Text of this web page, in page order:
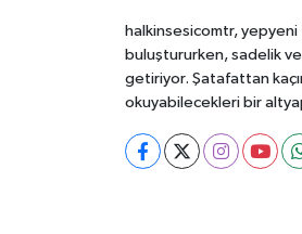
halkinsesicomtr, yepyeni
buluştururken, sadelik
getiriyor. Şatafattan
okuyabilecekleri bir